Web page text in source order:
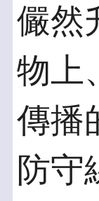
儼然
物上
傳播
防守